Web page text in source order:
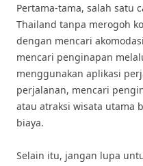
Pertama-tama, salah satu
Thailand tanpa merogoh
dengan mencari
mencari penginapan
menggunakan aplikasi
perjalanan, mencari
atau atraksi wisata utama
biaya.
Selain itu, jangan lupa